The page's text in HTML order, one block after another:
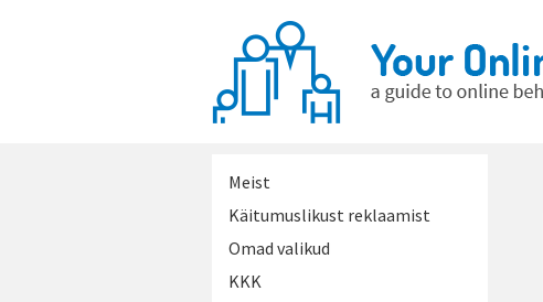
Meist
Käitumuslikust reklaamist
Omad valikud
KKK